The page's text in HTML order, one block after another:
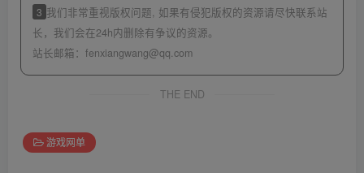
3 我们非常重视版权问题, 如果有侵犯版权的资源请尽快联系站
长，我们会在24h内删除有争议的资源。
站长邮箱： fenxiangwang@qq.com
THE END
游戏网单